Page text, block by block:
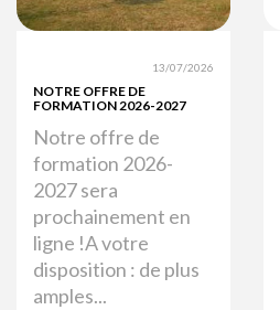
13/07/2026
NOTRE OFFRE DE
FORMATION 2026-2027
Notre offre de
formation 2026-
2027 sera
prochainement en
ligne !A votre
disposition : de plus
amples...